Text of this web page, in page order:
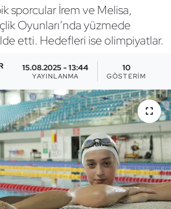
sporcular İrem ve Melisa,
Oyunları’nda yüzmede
etti. Hedefleri ise olimpiyatlar.
15.08.2025 - 13:44
YAYINLANMA
10
GÖSTERIM
Dart